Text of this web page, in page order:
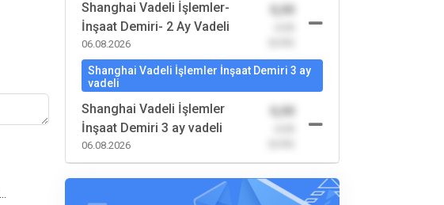
Shanghai Vadeli İşlemler-
İnşaat Demiri- 2 Ay Vadeli
06.08.2026
0,00
Shanghai Vadeli İşlemler İnşaat Demiri 3 ay
vadeli
Shanghai Vadeli İşlemler
İnşaat Demiri 3 ay vadeli
06.08.2026
0,00